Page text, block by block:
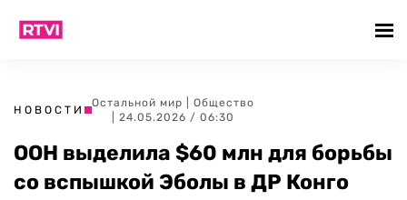
НОВОСТИ
Остальной мир
Общество
| 24.05.2026 / 06:30
ООН выделила $60 млн для борьбы
со вспышкой Эболы в ДР Конго